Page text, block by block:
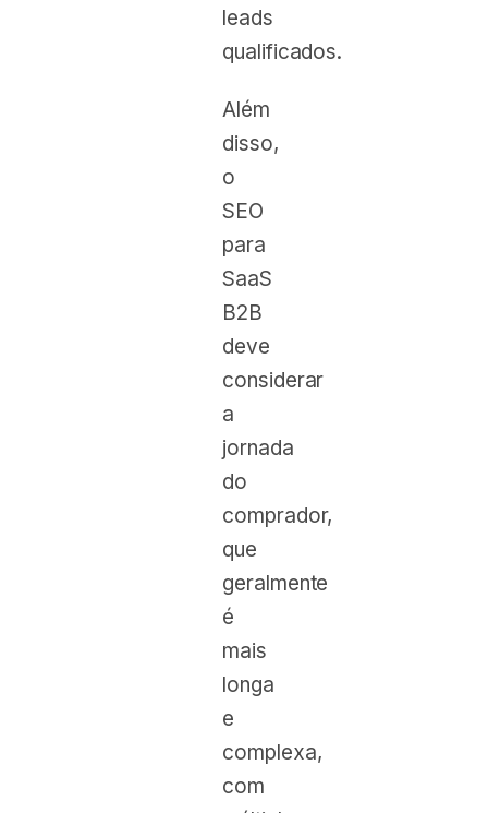
leads
qualificados.
Além
disso,
o
SEO
para
SaaS
B2B
deve
considerar
a
jornada
do
comprador,
que
geralmente
é
mais
longa
e
complexa,
com